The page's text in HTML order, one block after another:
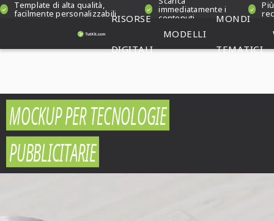
Template di alta qualità,
facilmente personalizzabili immediatamente i
contenuti
RISORSE
DIGITALI
MODELLI
MONDI
TEMATICI
MOCKUP PER TECNOLOGIE
PUBBLICITARIE